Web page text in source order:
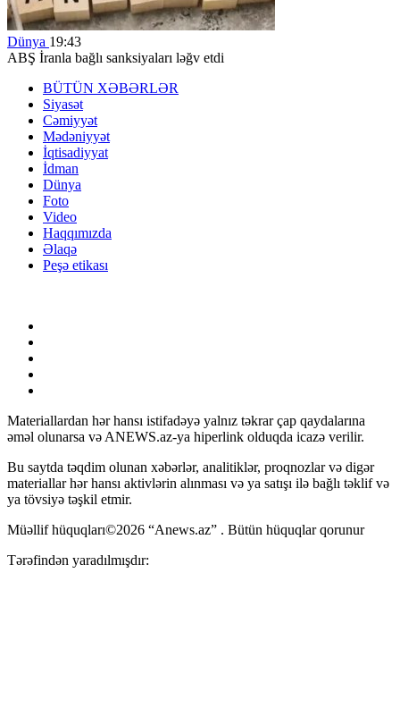
Dünya 19:43
ABŞ İranla bağlı sanksiyaları ləğv etdi
BÜTÜN XƏBƏRLƏR
Siyasət
Cəmiyyət
Mədəniyyət
İqtisadiyyat
İdman
Dünya
Foto
Video
Haqqımızda
Əlaqə
Peşə etikası
Materiallardan hər hansı istifadəyə yalnız təkrar çap qaydalarına
əməl olunarsa və ANEWS.az-ya hiperlink olduqda icazə verilir.
Bu saytda təqdim olunan xəbərlər, analitiklər, proqnozlar və digər
materiallar hər hansı aktivlərin alınması və ya satışı ilə bağlı təklif və
ya tövsiyə təşkil etmir.
Müəllif hüquqları©2026 “Anews.az” . Bütün hüquqlar qorunur
Tərəfindən yaradılmışdır: